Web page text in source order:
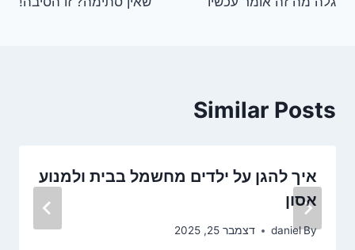
Similar Posts
איך להגן על ילדים מחשמל בבית ולמנוע
אסון
By
daniel דצמבר 25, 2025